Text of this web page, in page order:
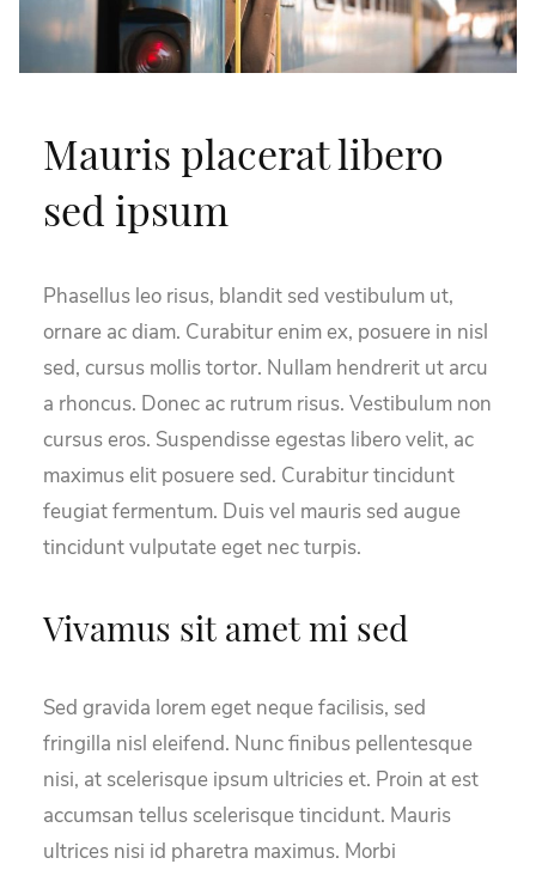
Mauris placerat libero
sed ipsum
Phasellus leo risus, blandit sed vestibulum ut,
ornare ac diam. Curabitur enim ex, posuere in nisl
sed, cursus mollis tortor. Nullam hendrerit ut arcu
a rhoncus. Donec ac rutrum risus. Vestibulum non
cursus eros. Suspendisse egestas libero velit, ac
maximus elit posuere sed. Curabitur tincidunt
feugiat fermentum. Duis vel mauris sed augue
tincidunt vulputate eget nec turpis.
Vivamus sit amet mi sed
Sed gravida lorem eget neque facilisis, sed
fringilla nisl eleifend. Nunc finibus pellentesque
nisi, at scelerisque ipsum ultricies et. Proin at est
accumsan tellus scelerisque tincidunt. Mauris
ultrices nisi id pharetra maximus. Morbi